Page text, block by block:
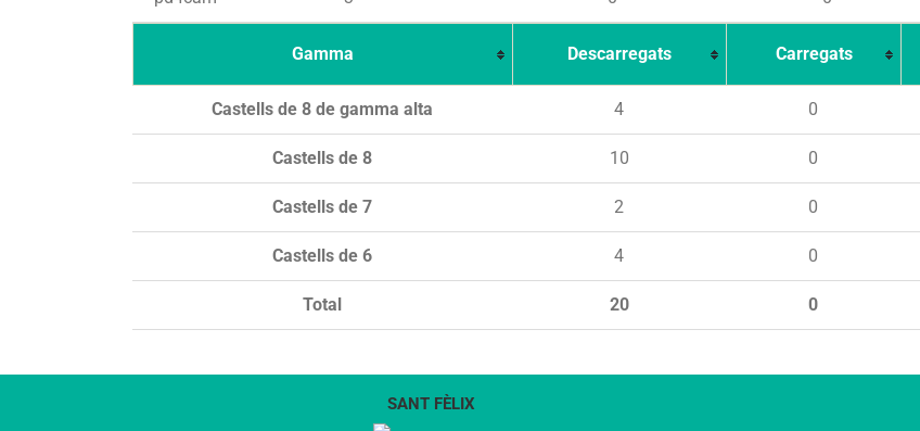
Gamma Descarregats Carregats
Total 20 0
Castells de 8 de gamma alta 4 0
Castells de 8 10 0
Castells de 7 2 0
Castells de 6 4 0
SANT FÈLIX